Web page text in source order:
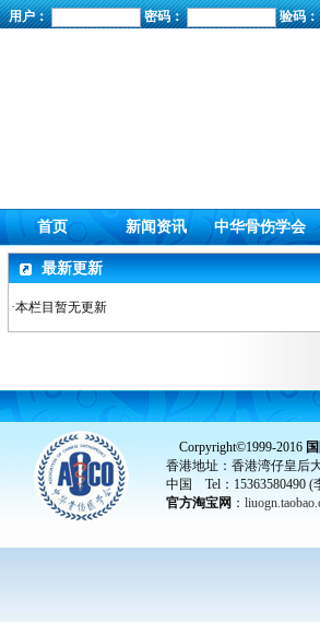
用户： 密码： 验码
首页 新闻资讯 中华骨伤学会
最新更新
·本栏目暂无更新
Corpyright©1999-2016
香港地址：香港湾仔皇后
中国 Tel：15363580490 (
官方淘宝网 ：